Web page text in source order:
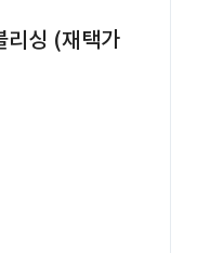
리싱 (재택가